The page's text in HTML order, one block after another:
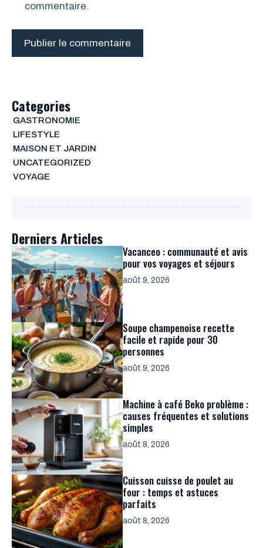
commentaire.
Categories
GASTRONOMIE
LIFESTYLE
MAISON ET JARDIN
UNCATEGORIZED
VOYAGE
Derniers Articles
Vacanceo : communauté et avis
pour vos voyages et séjours
août 9, 2026
Soupe champenoise recette
facile et rapide pour 30
personnes
août 9, 2026
Machine à café Beko problème :
causes fréquentes et solutions
simples
août 8, 2026
Cuisson cuisse de poulet au
four : temps et astuces
parfaits
août 8, 2026